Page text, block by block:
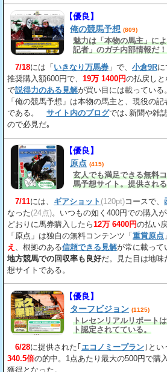
【優良】
俺の競馬予想 (809)
魅力は「本物の馬主」に
記者」のガチ内部情報だ！
7/18には「 いきなり万馬券 」で、 小倉9Rに
推奨購入額600円で、 19万 1400円の払戻し
で説得力のある見解が買い目には載っている。
「俺の競馬予想」は本物の馬主と、現役の記
である。 サイト内のブログでは､新聞や雑
ので必見だ｡
【優良】
原点 (415)
玄人でも満足できる無料
馬予想サイト。提供され
7/11には、 ギアショット (120pt)コースで、
なった(24点)。いつもの如く400円での購入
どおりに馬券購入したら12万 6400円の払い
「原点」は独自の無料コンテンツ「 重賞原点
え 、根拠のある信頼できる見解が常に載って
地方競馬での回収率も良好だ。見た目は地味
想サイトである。
【優良】
ターフビジョン (1125)
トレセンリアルリポート
ト認定されてている。
6/28に提供された｢ エコノミープラン ｣とい
340.5倍の的中。1点あたり最大の500円で購
獲得となった。